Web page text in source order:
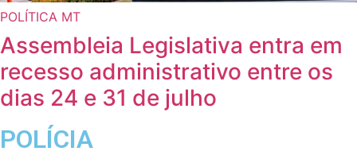
POLÍTICA MT
Assembleia Legislativa entra em
recesso administrativo entre os
dias 24 e 31 de julho
POLÍCIA